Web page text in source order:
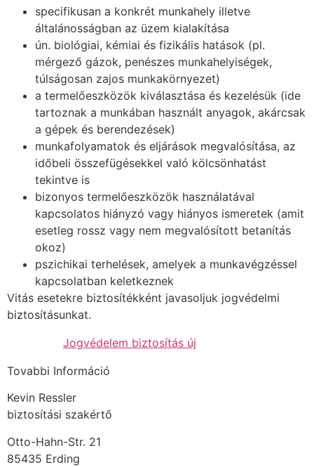
specifikusan a konkrét munkahely illetve
általánosságban az üzem kialakítása
ún. biológiai, kémiai és fizikális hatások (pl.
mérgező gázok, penészes munkahelyiségek,
túlságosan zajos munkakörnyezet)
a termelőeszközök kiválasztása és kezelésük (ide
tartoznak a munkában használt anyagok, akárcsak
a gépek és berendezések)
munkafolyamatok és eljárások megvalósítása, az
időbeli összefügésekkel való kölcsönhatást
tekintve is
bizonyos termelőeszközök használatával
kapcsolatos hiányzó vagy hiányos ismeretek (amit
esetleg rossz vagy nem megvalósított betanítás
okoz)
pszichikai terhelések, amelyek a munkavégzéssel
kapcsolatban keletkeznek
Vitás esetekre biztosítékként javasoljuk jogvédelmi
biztosításunkat.
Jogvédelem biztosítás új
Tovabbi Információ
Kevin Ressler
biztosítási szakértő
Otto-Hahn-Str. 21
85435 Erding